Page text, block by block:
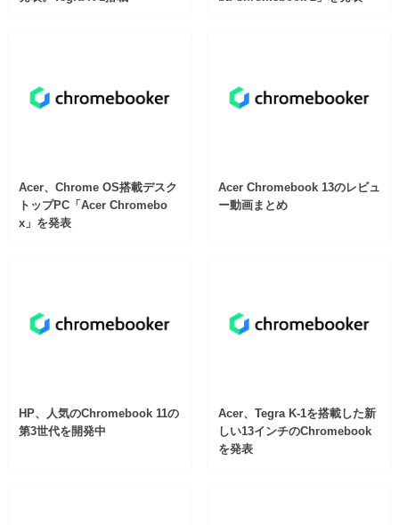
Acer、Chrome OS搭載デスク
トップPC「Acer Chromebo
x」を発表
Acer Chromebook 13のレビュ
ー動画まとめ
HP、人気のChromebook 11の
第3世代を開発中
Acer、Tegra K-1を搭載した新
しい13インチのChromebook
を発表